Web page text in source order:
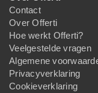
Contact
Over Offerti
Hoe werkt Offerti?
Veelgestelde vragen
Algemene
Privacyverklaring
Cookieverklaring